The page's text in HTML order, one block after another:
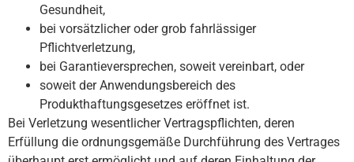
Gesundheit,
bei vorsätzlicher oder grob fahrlässiger
Pflichtverletzung,
bei Garantieversprechen, soweit vereinbart, oder
soweit der Anwendungsbereich des
Produkthaftungsgesetzes eröffnet ist.
Bei Verletzung wesentlicher Vertragspflichten, deren
Erfüllung die ordnungsgemäße Durchführung des Vertrages